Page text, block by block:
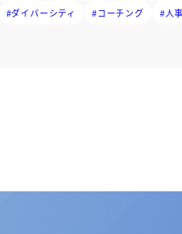
#ダイバーシティ #コーチング #人事